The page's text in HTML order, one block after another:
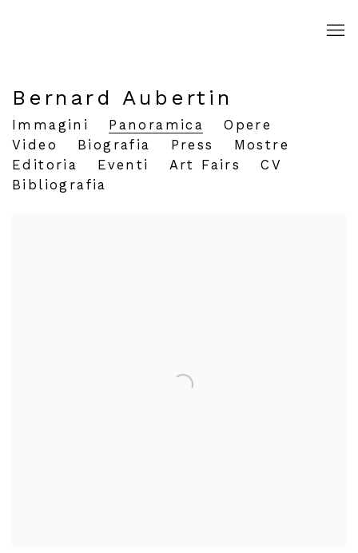
Bernard Aubertin
Immagini Panoramica
Opere
Video
Biografia Press
Mostre
Editoria
Eventi Art Fairs
CV
Bibliografia